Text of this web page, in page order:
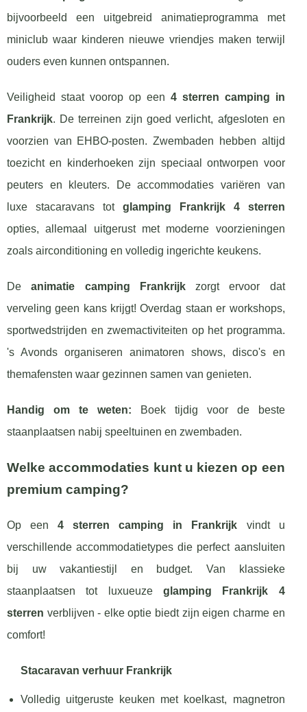
bijvoorbeeld een uitgebreid animatieprogramma met
miniclub waar kinderen nieuwe vriendjes maken terwijl
ouders even kunnen ontspannen.
Veiligheid staat voorop op een 4 sterren camping in
Frankrijk. De terreinen zijn goed verlicht, afgesloten en
voorzien van EHBO-posten. Zwembaden hebben altijd
toezicht en kinderhoeken zijn speciaal ontworpen voor
peuters en kleuters. De accommodaties variëren van
luxe stacaravans tot glamping Frankrijk 4 sterren
opties, allemaal uitgerust met moderne voorzieningen
zoals airconditioning en volledig ingerichte keukens.
Deanimatie camping Frankrijkzorgt ervoor dat
verveling geen kans krijgt! Overdag staan er workshops,
sportwedstrijden en zwemactiviteiten op het programma.
's Avonds organiseren animatoren shows, disco's en
themafensten waar gezinnen samen van genieten.
Handig om te weten: Boek tijdig voor de beste
staanplaatsen nabij speeltuinen en zwembaden.
Welke accommodaties kunt u kiezen op een
premium camping?
Op een4 sterren camping in Frankrijk vindt u
verschillende accommodatietypes die perfect aansluiten
bij uw vakantiestijl en budget. Van klassieke
staanplaatsen tot luxueuze glamping Frankrijk 4
sterren verblijven - elke optie biedt zijn eigen charme en
comfort!
Stacaravan verhuur Frankrijk
Volledig uitgeruste keuken met koelkast, magnetron